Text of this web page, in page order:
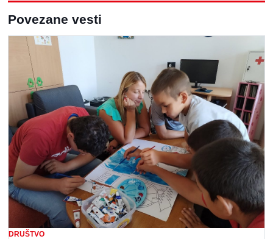
Povezane vesti
DRUŠTVO